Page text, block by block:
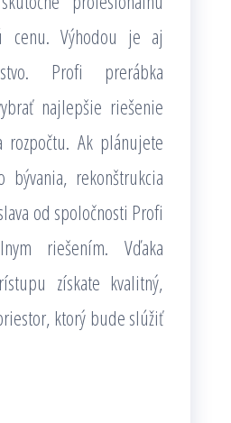
cenu. Výhodou je aj
Profi prerábka
najlepšie riešenie
Ak plánujete
bývania, rekonštrukcia
od spoločnosti Profi
riešením. Vďaka
získate kvalitný,
ktorý bude slúžiť